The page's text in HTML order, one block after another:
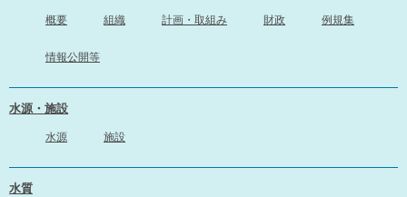
概要 組織 計画・取組み 財政 例規集
情報公開等
水源・施設
水源 施設
水質